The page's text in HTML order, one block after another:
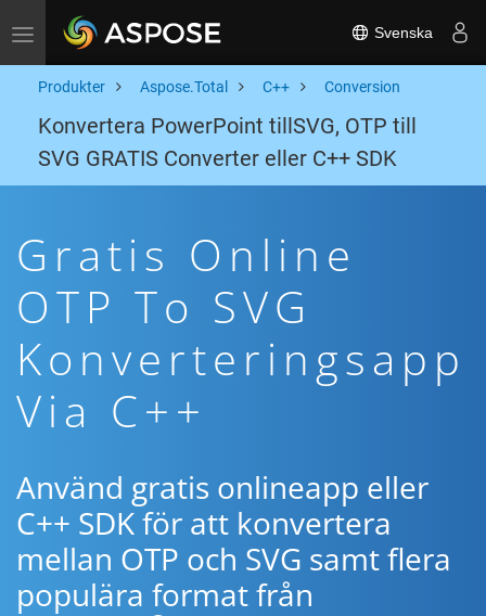
Toggle navigation Svenska
Produkter Aspose.Total C++ Conversion
Konvertera PowerPoint tillSVG, OTP till
SVG GRATIS Converter eller C++ SDK
Gratis Online
OTP To SVG
Konverteringsapp
Via C++
Använd gratis onlineapp eller
C++ SDK för att konvertera
mellan OTP och SVG samt flera
populära format från